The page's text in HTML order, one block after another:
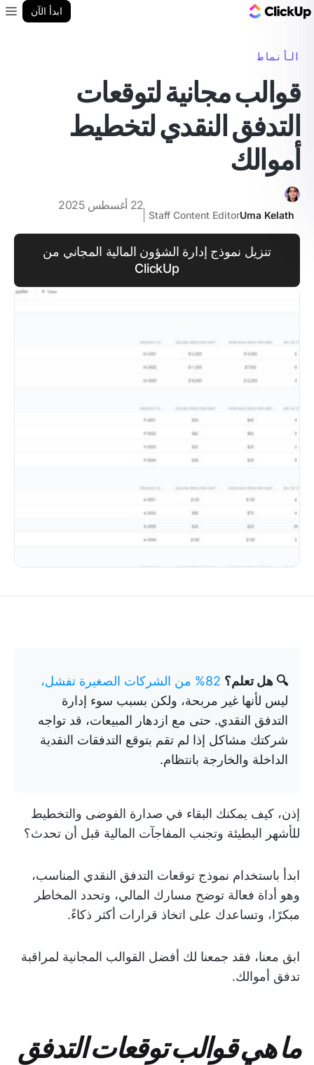
ابدأ الآن
الأنماط
قوالب مجانية لتوقعات
التدفق النقدي لتخطيط
أموالك
Uma Kelath
Staff Content Editor
22 أغسطس 2025
تنزيل نموذج إدارة الشؤون المالية المجاني من
ClickUp
🔍 هل تعلم؟ 82% من الشركات الصغيرة تفشل،
ليس لأنها غير مربحة، ولكن بسبب سوء إدارة
التدفق النقدي. حتى مع ازدهار المبيعات، قد تواجه
شركتك مشاكل إذا لم تقم بتوقع التدفقات النقدية
الداخلة والخارجة بانتظام.
إذن، كيف يمكنك البقاء في صدارة الفوضى والتخطيط
للأشهر البطيئة وتجنب المفاجآت المالية قبل أن تحدث؟
ابدأ باستخدام نموذج توقعات التدفق النقدي المناسب،
وهو أداة فعالة توضح مسارك المالي، وتحدد المخاطر
مبكرًا، وتساعدك على اتخاذ قرارات أكثر ذكاءً.
ابق معنا، فقد جمعنا لك أفضل القوالب المجانية لمراقبة
تدفق أموالك.
ما هي قوالب توقعات التدفق